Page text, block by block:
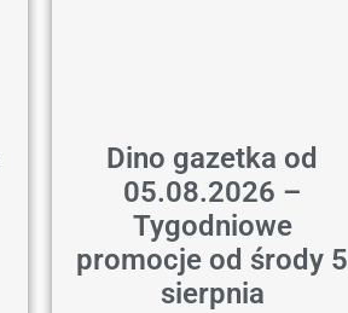
Dino gazetka od
05.08.2026 –
Tygodniowe
promocje od środy 5
sierpnia